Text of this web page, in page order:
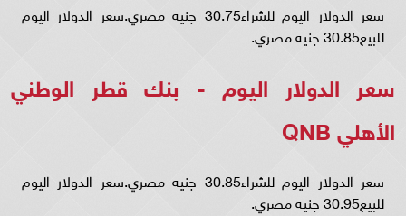
سعر الدولار اليوم للشراء30.75 جنيه مصري.سعر الدولار اليوم
للبيع30.85 جنيه مصري.
سعر الدولار اليوم - بنك قطر الوطني
الأهلي QNB
سعر الدولار اليوم للشراء30.85 جنيه مصري.سعر الدولار اليوم
للبيع30.95 جنيه مصري.